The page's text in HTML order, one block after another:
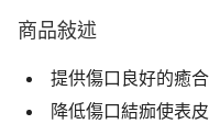
商品敍述
提供傷口良好的癒
降低傷口結痂使表